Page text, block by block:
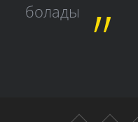
болады